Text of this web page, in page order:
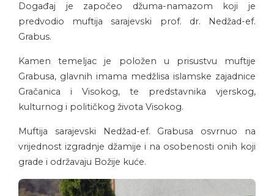
Događaj je započeo džuma-namazom koji je
predvodio muftija sarajevski prof. dr. Nedžad-ef.
Grabus.
Kamen temeljac je položen u prisustvu muftije
Grabusa, glavnih imama medžlisa islamske zajadnice
Gračanica i Visokog, te predstavnika vjerskog,
kulturnog i političkog života Visokog.
Muftija sarajevski Nedžad-ef. Grabusa osvrnuo na
vrijednost izgradnje džamije i na osobenosti onih koji
grade i održavaju Božije kuće.